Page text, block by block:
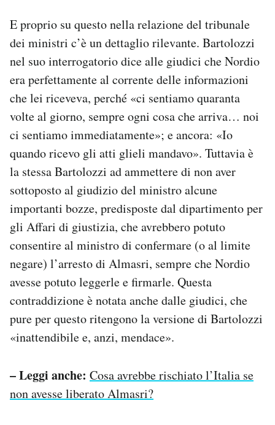
E proprio su questo nella relazione del tribunale
dei ministri c’è un dettaglio rilevante. Bartolozzi
nel suo interrogatorio dice alle giudici che Nordio
era perfettamente al corrente delle informazioni
che lei riceveva, perché «ci sentiamo quaranta
volte al giorno, sempre ogni cosa che arriva… noi
ci sentiamo immediatamente»; e ancora: «Io
quando ricevo gli atti glieli mandavo». Tuttavia è
la stessa Bartolozzi ad ammettere di non aver
sottoposto al giudizio del ministro alcune
importanti bozze, predisposte dal dipartimento per
gli Affari di giustizia, che avrebbero potuto
consentire al ministro di confermare (o al limite
negare) l’arresto di Almasri, sempre che Nordio
avesse potuto leggerle e firmarle. Questa
contraddizione è notata anche dalle giudici, che
pure per questo ritengono la versione di Bartolozzi
«inattendibile e, anzi, mendace».
– Leggi anche: Cosa avrebbe rischiato l’Italia se
non avesse liberato Almasri?